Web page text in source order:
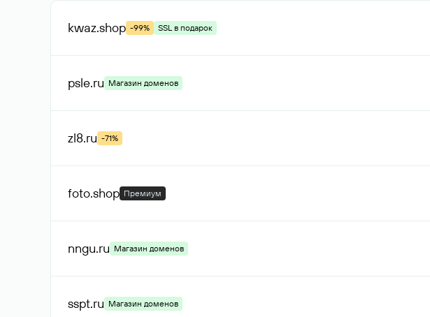
kwaz.shop -99% SSL в подарок
psle.ru Магазин доменов
zl8.ru -71%
foto.shop Премиум
nngu.ru Магазин доменов
sspt.ru Магазин доменов